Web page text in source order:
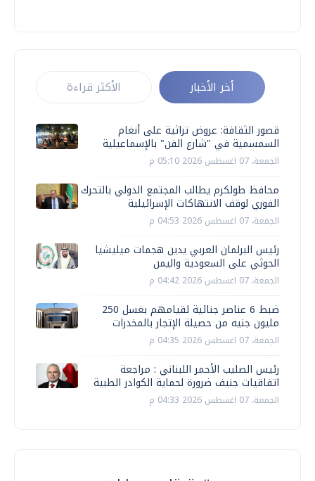
أخر الأخبار الأكثر قراءة
قصور الثقافة: عروض تراثية على أنغام
السمسمية في "شارع الفن" بالإسماعيلية
الجمعة، 07 اغسطس 2026 05:10 م
محافظ طولكرم يطالب المجتمع الدولي بالتحرك
الفوري لوقف الانتهاكات الإسرائيلية
الجمعة، 07 اغسطس 2026 04:53 م
رئيس البرلمان العربي يدين هجمات ميليشيا
الحوثي على السعودية واليمن
الجمعة، 07 اغسطس 2026 04:42 م
ضبط 6 عناصر جنائية لقيامهم بغسل 250
مليون جنيه من حصيلة الإتجار بالمخدرات
الجمعة، 07 اغسطس 2026 04:35 م
رئيس الصليب الأحمر اللبناني : مراجعة
اتفاقيات جنيف ضرورة لحماية الكوادر الطبية
الجمعة، 07 اغسطس 2026 04:33 م